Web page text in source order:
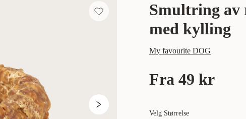
Smultring av
med kylling
My favourite DOG
Fra 49 kr
Velg Størrelse